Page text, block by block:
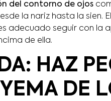
del contorno de ojos
la nariz hasta la
adecuado seguir con
de ella.
HAZ
DE